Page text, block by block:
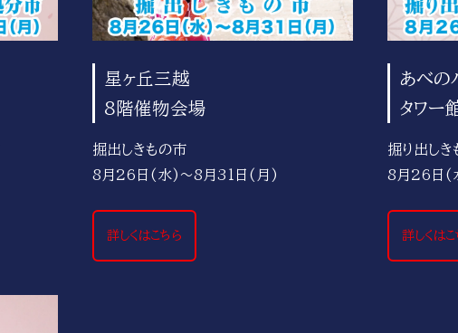
星ヶ丘三越
8階催物会場
掘出しきもの市
8月26日(水)～8月31日(月)
詳しくはこちら
あべの
タワー
掘り出し
8月26日(
詳しくはこ